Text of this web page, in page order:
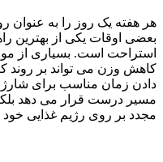
هر هفته یک روز را به عنوان
بعضی اوقات یکی از بهترین
استراحت است. بسیاری از
کاهش وزن می تواند بر روند
دادن زمان مناسب برای شارژ
مسیر درست قرار می دهد
مجدد بر روی رژیم غذایی خود